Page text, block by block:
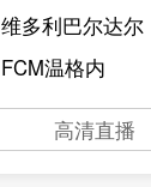
维多利巴尔达尔
FCM温格内
高清直播